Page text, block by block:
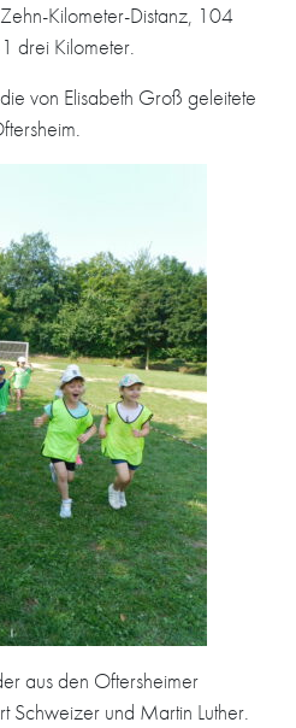
Kilometer-Distanz, 104
drei Kilometer.
von Elisabeth Groß geleitete
aus den Oftersheimer
Schweizer und Martin Luther.